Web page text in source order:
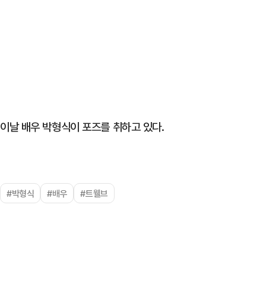
이날 배우 박형식이 포즈를 취하고 있다.
#박형식 #배우 #트웰브